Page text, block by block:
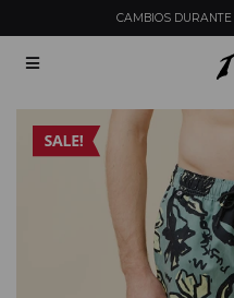
CAMBIOS
